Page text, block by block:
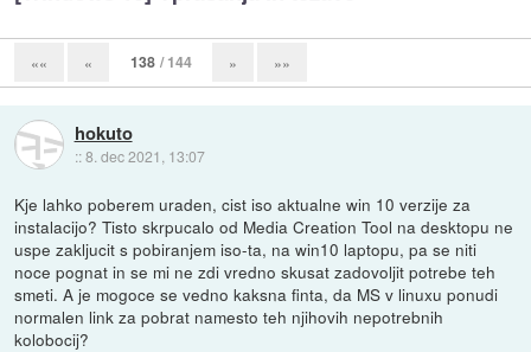
«« « 138 / 144 » »»
hokuto
::8. dec 2021, 13:07
Kje lahko poberem uraden, cist iso aktualne win 10 verzije za
instalacijo? Tisto skrpucalo od Media Creation Tool na desktopu ne
uspe zakljucit s pobiranjem iso-ta, na win10 laptopu, pa se niti
noce pognat in se mi ne zdi vredno skusat zadovoljit potrebe teh
smeti. A je mogoce se vedno kaksna finta, da MS v linuxu ponudi
normalen link za pobrat namesto teh njihovih nepotrebnih
kolobocij?